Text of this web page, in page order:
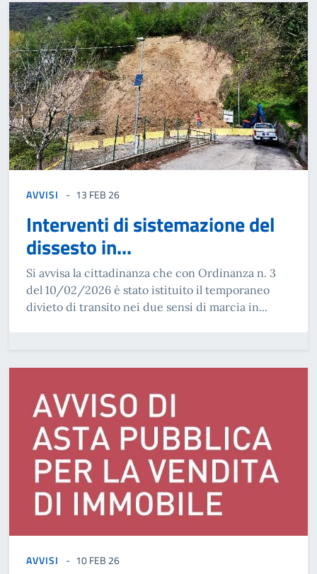
AVVISI 13 FEB 26
Interventi di sistemazione del
dissesto in...
Si avvisa la cittadinanza che con Ordinanza n. 3
del 10/02/2026 è stato istituito il temporaneo
divieto di transito nei due sensi di marcia in...
AVVISI 10 FEB 26